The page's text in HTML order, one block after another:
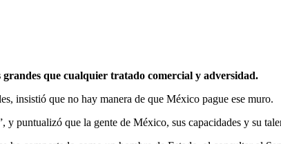
grandes que cualquier tratado comercial y adversidad.
insistió que no hay manera de que México pague ese muro.
puntualizó que la gente de México, sus capacidades y su